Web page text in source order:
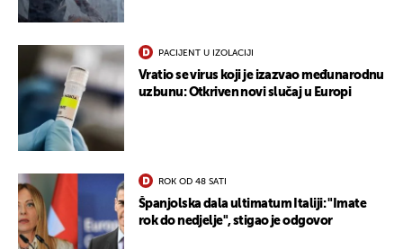
PACIJENT U IZOLACIJI
Vratio se virus koji je izazvao međunarodnu
uzbunu: Otkriven novi slučaj u Europi
ROK OD 48 SATI
Španjolska dala ultimatum Italiji: "Imate
rok do nedjelje", stigao je odgovor